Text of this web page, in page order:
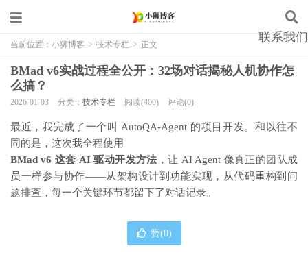
联系我们
当前位置： 小狮博客 > 技术专栏 > 正文
BMad v6实战过程全公开：32场对话揭秘人机协作怎
么搞？
2026-01-03 分类： 技术专栏 阅读(400) 评论(0)
最近，我完成了一个叫 AutoQA-Agent 的项目开发。和以往不
同的是，这次我全程使用
BMad v6 这套 AI 驱动开发方法 ，让 AI Agent 像真正的团队成
员一样参与协作——从架构设计到功能实现，从代码重构到问
题排查，每一个关键环节都留下了对话记录。
赞(0)